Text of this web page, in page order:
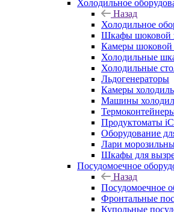
Холодильное
Назад
Холодильное
Шкафы шоковой
Камеры шоковой
Холодильные
Холодильные
Льдогенераторы
Камеры
Машины
Продуктоматы
Оборудование
Лари
Шкафы для
Посудомоечное
Назад
Посудомоечное
Фронтальные
Купольные